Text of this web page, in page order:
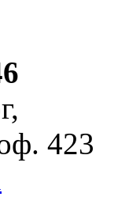
423